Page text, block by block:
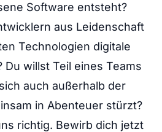
Software entsteht?
aus Leidenschaft
Technologien digitale
Du willst Teil eines Teams
auch außerhalb der
in Abenteuer stürzt?
richtig. Bewirb dich jetzt